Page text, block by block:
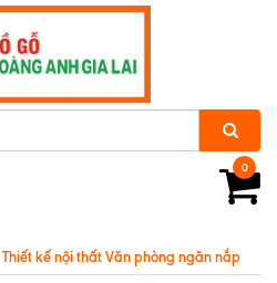
0
Thiết kế nội thất Văn phòng ngăn nắp